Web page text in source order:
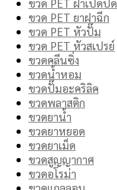
ขวด PET ฝาเปิดปิด
ขวด PET ยาฝาฉีก
ขวด PET หัวปั๊ม
ขวด PET หัวสเปรย์
ขวดคลีนซิ่ง
ขวดน้ำหอม
ขวดปั๊มอะคริลิค
ขวดพลาสติก
ขวดยาน้ำ
ขวดยาหยอด
ขวดยาเม็ด
ขวดสูญญากาศ
ขวดอโรม่า